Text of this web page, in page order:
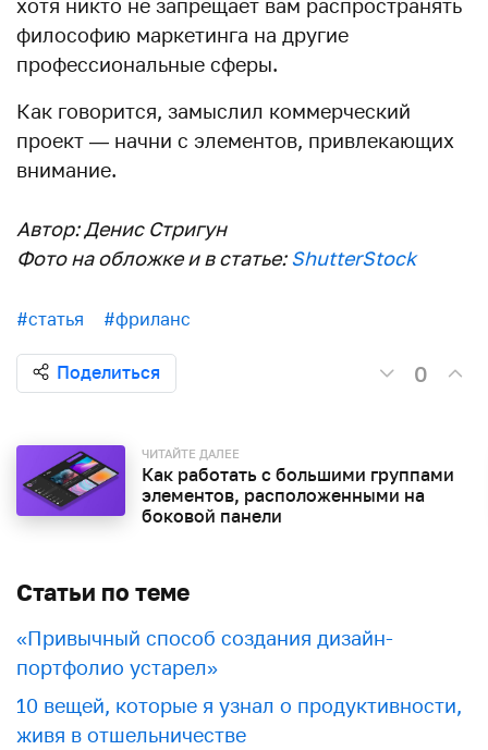
хотя никто не запрещает вам распространять
философию маркетинга на другие
профессиональные сферы.
Как говорится, замыслил коммерческий
проект — начни с элементов, привлекающих
внимание.
Автор: Денис Стригун
Фото на обложке и в статье:ShutterStock
#статья #фриланс
Поделиться 0
ЧИТАЙТЕ ДАЛЕЕ
Как работать с большими группами
элементов, расположенными на
боковой панели
Статьи по теме
«Привычный способ создания дизайн-
портфолио устарел»
10 вещей, которые я узнал о продуктивности,
живя в отшельничестве